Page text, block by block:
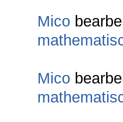
Mico
Mico